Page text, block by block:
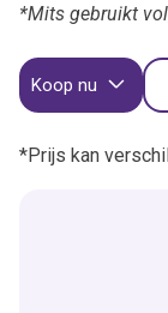
*Mits gebruikt
Koop nu
*Prijs kan